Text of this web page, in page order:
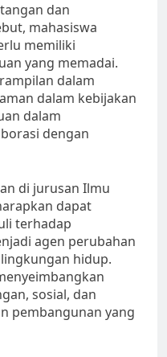
dan
mahasiswa
memiliki
yang memadai.
dalam
dalam kebijakan
dalam
dengan
di jurusan Ilmu
dapat
terhadap
agen perubahan
hidup.
sosial, dan
pembangunan yang